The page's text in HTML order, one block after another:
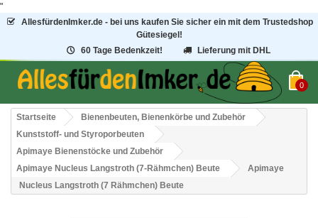
"
AllesfürdenImker.de - bei uns kaufen Sie sicher ein mit dem Trustedshop
Gütesiegel!
60 Tage Bedenkzeit!
Lieferung mit DHL
0
Startseite
Bienenbeuten, Bienenkörbe und Zubehör
Kunststoff- und Styroporbeuten
Apimaye Bienenstöcke und Zubehör
Apimaye Nucleus Langstroth (7-Rähmchen) Beute
Apimaye
Nucleus Langstroth (7 Rähmchen) Beute